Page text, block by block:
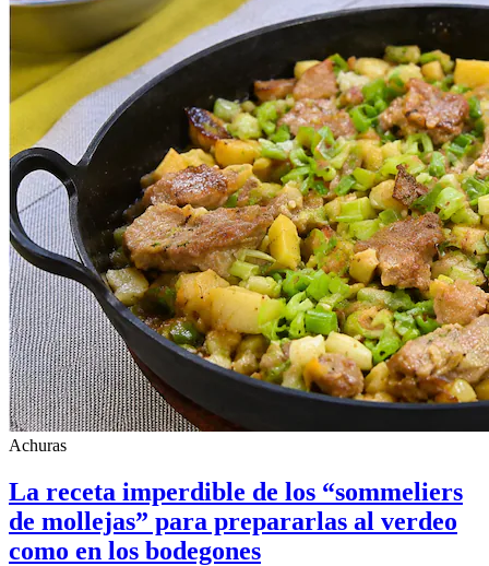
Achuras
La receta imperdible de los “sommeliers
de mollejas” para prepararlas al verdeo
como en los bodegones